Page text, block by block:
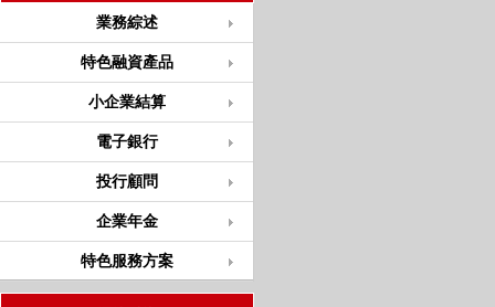
業務綜述
特色融資產品
小企業結算
電子銀行
投行顧問
企業年金
特色服務方案